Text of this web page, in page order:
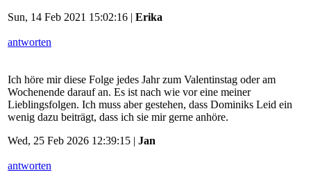
Sun, 14 Feb 2021 15:02:16 | Erika
antworten
Ich höre mir diese Folge jedes Jahr zum Valentinstag oder am
Wochenende darauf an. Es ist nach wie vor eine meiner
Lieblingsfolgen. Ich muss aber gestehen, dass Dominiks Leid ein
wenig dazu beiträgt, dass ich sie mir gerne anhöre.
Wed, 25 Feb 2026 12:39:15 | Jan
antworten